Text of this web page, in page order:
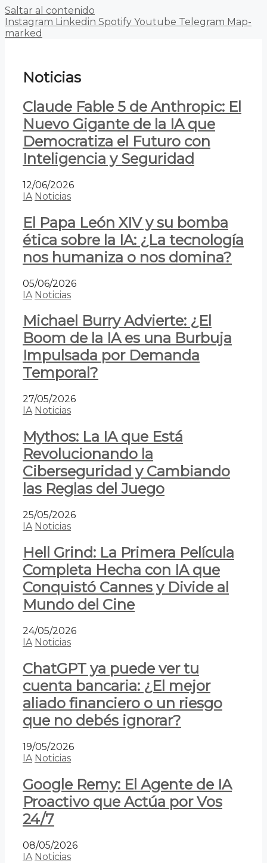
Saltar al contenido
Instagram Linkedin Spotify Youtube Telegram Map-
marked
Noticias
Claude Fable 5 de Anthropic: El
Nuevo Gigante de la IA que
Democratiza el Futuro con
Inteligencia y Seguridad
12/06/2026
IA Noticias
El Papa León XIV y su bomba
ética sobre la IA: ¿La tecnología
nos humaniza o nos domina?
05/06/2026
IA Noticias
Michael Burry Advierte: ¿El
Boom de la IA es una Burbuja
Impulsada por Demanda
Temporal?
27/05/2026
IA Noticias
Mythos: La IA que Está
Revolucionando la
Ciberseguridad y Cambiando
las Reglas del Juego
25/05/2026
IA Noticias
Hell Grind: La Primera Película
Completa Hecha con IA que
Conquistó Cannes y Divide al
Mundo del Cine
24/05/2026
IA Noticias
ChatGPT ya puede ver tu
cuenta bancaria: ¿El mejor
aliado financiero o un riesgo
que no debés ignorar?
19/05/2026
IA Noticias
Google Remy: El Agente de IA
Proactivo que Actúa por Vos
24/7
08/05/2026
IA Noticias